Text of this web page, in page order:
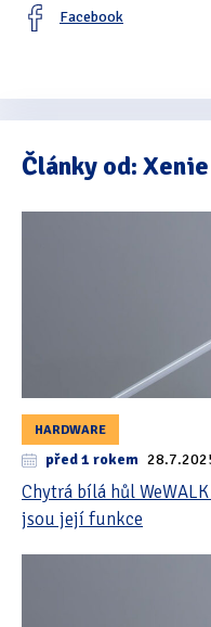
Software(503)
Běžný software(284)
Tipy & triky
Facebook
Články od:
HARDWARE
před 1 rokem
Chytrá bílá hůl
jsou její funkce